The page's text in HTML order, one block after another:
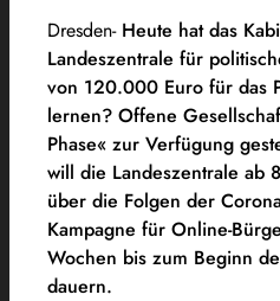
Dresden- Heute hat das
Landeszentrale für
von 120.000 Euro für das
lernen? Offene
Phase« zur Verfügung
will die Landeszentrale ab
über die Folgen der
Kampagne für Online-
Wochen bis zum Beginn
dauern.